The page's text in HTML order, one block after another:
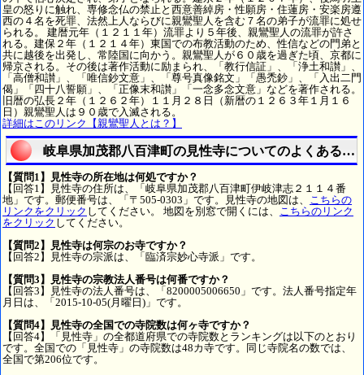
皇の怒りに触れ、専修念仏の禁止と西意善綽房・性願房・住蓮房・安楽房遵
西の４名を死罪、法然上人ならびに親鸞聖人を含む７名の弟子が流罪に処せ
られる。 建暦元年（１２１１年）流罪より５年後、親鸞聖人の流罪が許さ
れる。建保２年（１２１４年）東国での布教活動のため、性信などの門弟と
共に越後を出発し、常陸国に向かう。親鸞聖人が６０歳を過ぎた頃、京都に
帰京される。その後は著作活動に励まられ、「教行信証」、「浄土和讃」、
「高僧和讃」、「唯信鈔文意」、「尊号真像銘文」「愚禿鈔」、「入出二門
偈」「四十八誓願」、「正像末和讃」「一念多念文意」などを著作される。
旧暦の弘長２年（１２６２年）１１月２８日（新暦の１２６３年１月１６
日）親鸞聖人は９０歳で入滅される。
詳細はこのリンク【親鸞聖人とは？】
岐阜県加茂郡八百津町の見性寺についてのよくある質
【質問1】見性寺の所在地は何処ですか？
【回答1】見性寺の住所は、「岐阜県加茂郡八百津町伊岐津志２１１４番
地」です。郵便番号は、「〒505-0303」です。見性寺の地図は、 こちらの
リンクをクリック してください。 地図を別窓で開くには、 こちらのリンク
をクリック してください。
【質問2】見性寺は何宗のお寺ですか？
【回答2】見性寺の宗派は、「臨済宗妙心寺派」です。
【質問3】見性寺の宗教法人番号は何番ですか？
【回答3】見性寺の法人番号は、「8200005006650」です。法人番号指定年
月日は、「2015-10-05(月曜日)」です。
【質問4】見性寺の全国での寺院数は何ヶ寺ですか？
【回答4】「見性寺」の全都道府県での寺院数とランキングは以下のとおり
です。全国での「見性寺」の寺院数は48カ寺です。同じ寺院名の数では、
全国で第206位です。